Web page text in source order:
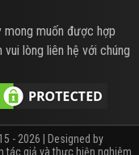
muốn được hợp
lòng liên hệ với chúng
- 2026 | Designed by
tác giả và thực hiện nghiêm